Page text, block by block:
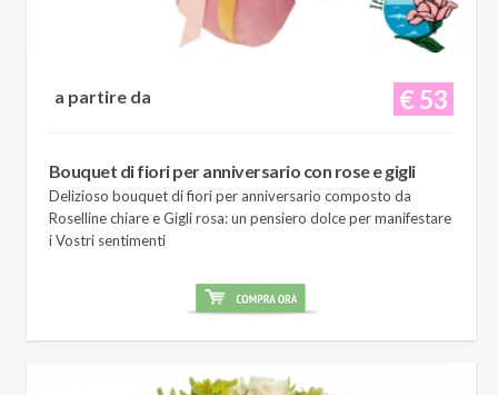
€ 53
a partire da
Bouquet di fiori per anniversario con rose e gigli
Delizioso bouquet di fiori per anniversario composto da
Roselline chiare e Gigli rosa: un pensiero dolce per manifestare
i Vostri sentimenti